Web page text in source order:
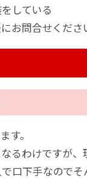
している
お問合せくださ
す。
るわけですが
口下手なので